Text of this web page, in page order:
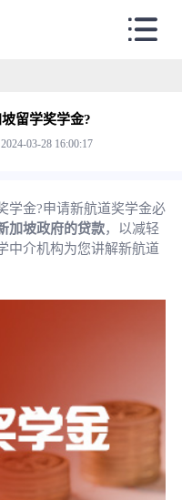
留学奖学金?
03-28 16:00:17
金?申请新航道奖学金必
加坡政府的贷款，以减轻
中介机构为您讲解新航道